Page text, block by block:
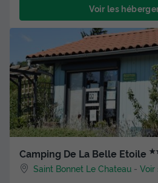
Voir les
Camping De La Belle Etoile
Saint Bonnet Le Chateau -Voir